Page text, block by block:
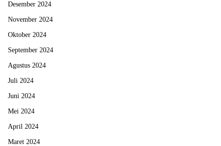
Desember 2024
November 2024
Oktober 2024
September 2024
Agustus 2024
Juli 2024
Juni 2024
Mei 2024
April 2024
Maret 2024